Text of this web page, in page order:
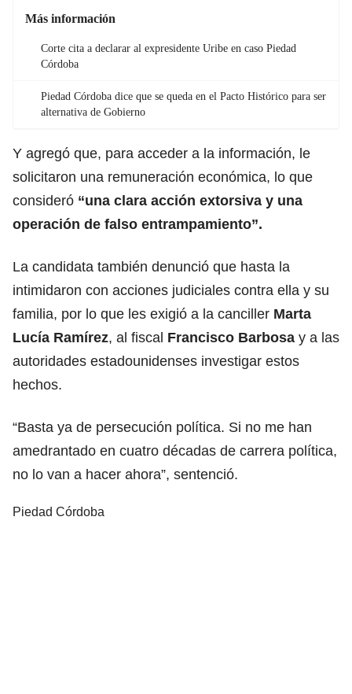
Más información
Corte cita a declarar al expresidente Uribe en caso Piedad
Córdoba
Piedad Córdoba dice que se queda en el Pacto Histórico para ser
alternativa de Gobierno
Y agregó que, para acceder a la información, le
solicitaron una remuneración económica, lo que
consideró “una clara acción extorsiva y una
operación de falso entrampamiento”.
La candidata también denunció que hasta la
intimidaron con acciones judiciales contra ella y su
familia, por lo que les exigió a la canciller Marta
Lucía Ramírez, al fiscal Francisco Barbosa y a las
autoridades estadounidenses investigar estos
hechos.
“Basta ya de persecución política. Si no me han
amedrantado en cuatro décadas de carrera política,
no lo van a hacer ahora”, sentenció.
Piedad Córdoba